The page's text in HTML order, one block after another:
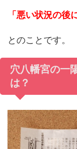
「悪い状況の後
とのことです。
穴八幡宮の一
は？